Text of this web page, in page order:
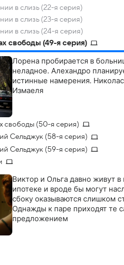
в слизь (22-я серия)
в слизь (23-я серия)
в слизь (24-я серия)
свободы (49-я серия)
Лорена пробирается в
неладное. Алехандро
истинные намерения.
Измаеля
свободы (50-я серия)
Сельджук (58-я серия)
Сельджук (59-я серия)
Виктор и Ольга давно живут
ипотеке и вроде бы могут
сбоку оказываются слишком
Однажды к паре приходят те
предложением